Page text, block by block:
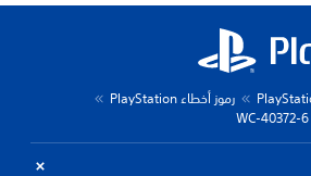
رموز أخطاء PlayStation
WC-40372-6